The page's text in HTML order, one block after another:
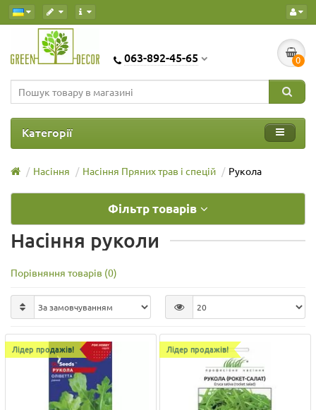
063-892-45-65 0
Категорії
Насіння Насіння Пряних трав і спецій Рукола
Фільтр товарів
Насіння руколи
Порівняння товарів (0)
Лідер продажів! Лідер продажів!